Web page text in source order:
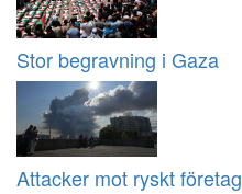
Stor begravning i Gaza
Attacker mot ryskt företag